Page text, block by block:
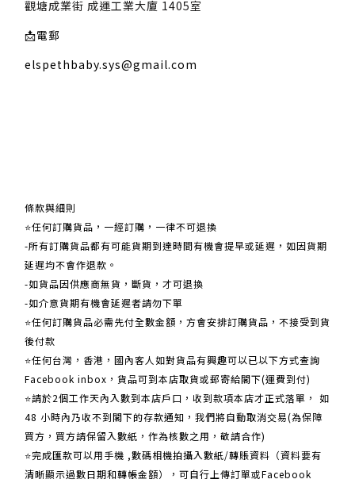
觀塘成業街 成運工業大廈 1405室
📩電郵
elspethbaby.sys@gmail.com
條款與細則
⭐任何訂購貨品，一經訂購，一律不可退換
-所有訂購貨品都有可能貨期到達時間有機會提早或延遲，如因貨期
延遲均不會作退款。
-如貨品因供應商無貨，斷貨，才可退換
-如介意貨期有機會延遲者請勿下單
⭐任何訂購貨品必需先付全數金額，方會安排訂購貨品，不接受到貨
後付款
⭐任何台灣，香港，國內客人如對貨品有興趣可以已以下方式查詢
Facebook inbox，貨品可到本店取貨或郵寄給閣下(運費到付)
​​⭐請於2個工作天內入數到本店戶口，收到款項本店才正式落單， 如
48 小時內乃收不到閣下的存款通知，我們將自動取消交易(為保障
買方，買方請保留入數紙，作為核數之用，敬請合作)
⭐完成匯款可以用手機 ,數碼相機拍攝入數紙/轉賬資料（資料要有
清晰顯示過數日期和轉帳金額），可自行上傳訂單或Facebook